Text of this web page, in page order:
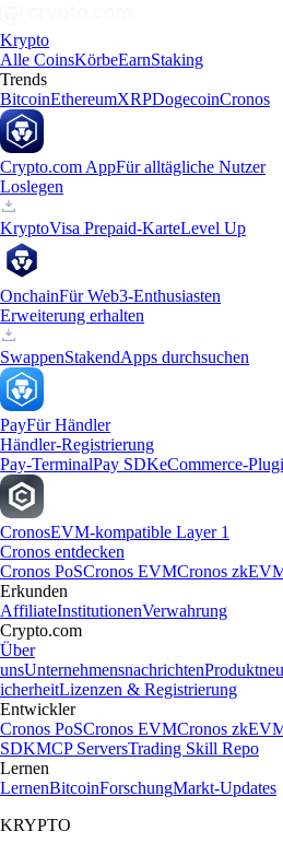
Krypto
Alle CoinsKörbeEarnStaking
Trends
BitcoinEthereumXRPDogecoinCronos
Crypto.com AppFür alltägliche Nutzer
Loslegen
KryptoVisa Prepaid-KarteLevel Up
OnchainFür Web3-Enthusiasten
Erweiterung erhalten
SwappenStakendApps durchsuchen
PayFür Händler
Händler-Registrierung
Pay-TerminalPay SDKeCommerce-
CronosEVM-kompatible Layer 1
Cronos entdecken
Cronos PoSCronos EVMCronos
Erkunden
AffiliateInstitutionenVerwahrung
Crypto.com
Über
unsUnternehmensnachrichten
icherheitLizenzen & Registrierung
Entwickler
Cronos PoSCronos EVMCronos
SDKMCP ServersTrading Skill Repo
Lernen
LernenBitcoinForschungMarkt-Updates
KRYPTO